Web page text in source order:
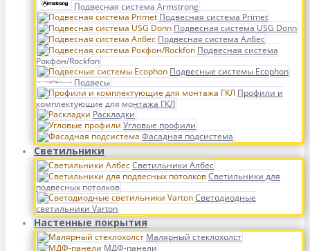
Подвесная система Armstrong
Подвесная система Primet
Подвесная система USG Donn
Подвесная система Албес
Подвесная система
Рокфон/Rockfon
Подвесные системы Ecophon
Подвесы
Профили и
комплектующие для монтажа ГКЛ
Раскладки
Угловые профили
Фасадная подсистема
Светильники
Светильники Албес
Светильники для
подвесных потолков
Светодиодные
светильники Varton
Настенные покрытия
Малярный стеклохолст
МДФ-панели